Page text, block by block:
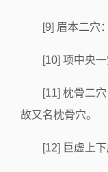
[9] 眉本二穴
[10] 项中央
[11] 枕骨二
故又名枕骨穴。
[12] 巨虚上